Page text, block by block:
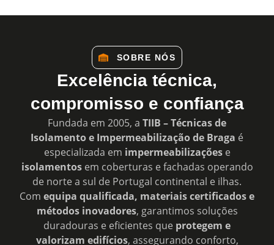
SOBRE NÓS
Excelência técnica,
compromisso e confiança
Fundada em 2005, a TIIB – Técnicas de
Isolamento e Impermeabilização de Braga é
especializada em impermeabilizaçõese
isolamentos em coberturas e fachadas operando
de norte a sul de Portugal continental e ilhas.
Com equipa qualificada, materiais certificados e
métodos inovadores, garantimos soluções
duradouras e eficientes que protegem e
valorizam edifícios, assegurando conforto,